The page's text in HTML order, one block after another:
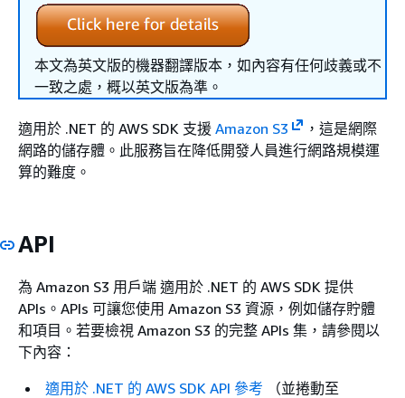
本文為英文版的機器翻譯版本，如內容有任何歧義或不
一致之處，概以英文版為準。
適用於 .NET 的 AWS SDK 支援 Amazon S3
，這是網際
網路的儲存體。此服務旨在降低開發人員進行網路規模運
算的難度。
API
為 Amazon S3 用戶端 適用於 .NET 的 AWS SDK 提供
APIs。APIs 可讓您使用 Amazon S3 資源，例如儲存貯體
和項目。若要檢視 Amazon S3 的完整 APIs 集，請參閱以
下內容：
適用於 .NET 的 AWS SDK API 參考 （並捲動至